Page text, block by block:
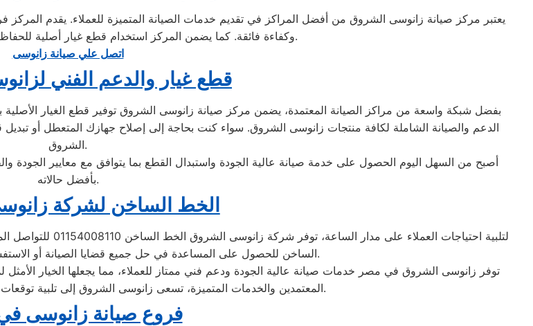
يعتبر مركز صيانة زانوسى الشروق من أفضل المراكز في تقديم خدمات الصيانة المتميزة للعملاء. يقدم المركز
وكفاءة فائقة. كما يضمن المركز استخدام قطع غيار أصلية للحفاظ على جودة الأداء وطول عمر الجهاز.
اتصل علي صيانة زانوسى
قطع غيار والدعم الفني
بفضل شبكة واسعة من مراكز الصيانة المعتمدة، يضمن مركز صيانة زانوسى الشروق توفير قطع الغيار الأصلية
الدعم والصيانة الشاملة لكافة منتجات زانوسى الشروق. سواء كنت بحاجة إلى إصلاح جهازك المتعطل أو تبديل
الشروق.
أصبح من السهل اليوم الحصول على خدمة صيانة عالية الجودة واستبدال القطع بما يتوافق مع معايير الجودة
بأفضل حالاته.
الخط الساخن لشركة
لتلبية احتياجات
الساخن للحصول على المساعدة في حل جميع قضايا الصيانة أو الاستفسارات حول المنتجات والخدمات المقدمة.
توفر زانوسى الشروق في مصر خدمات صيانة عالية الجودة ودعم فني ممتاز للعملاء، مما يجعلها الخيار
المعتمدين والخدمات المتميزة، تسعى زانوسى الشروق إلى تلبية توقعات واحتياجات عملائها بكفاءة واحترافية عالية.
فروع صيانة زانوسى